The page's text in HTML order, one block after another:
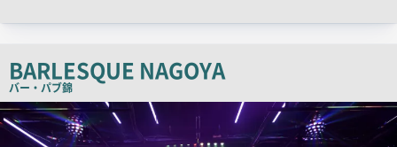
コ
ー
BARLESQUE NAGOYA
バー・パブ錦
検
索
結